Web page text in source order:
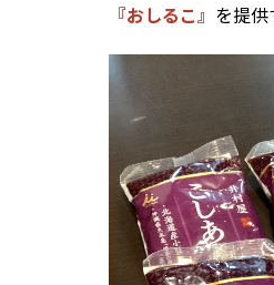
『おしるこ』 を提供